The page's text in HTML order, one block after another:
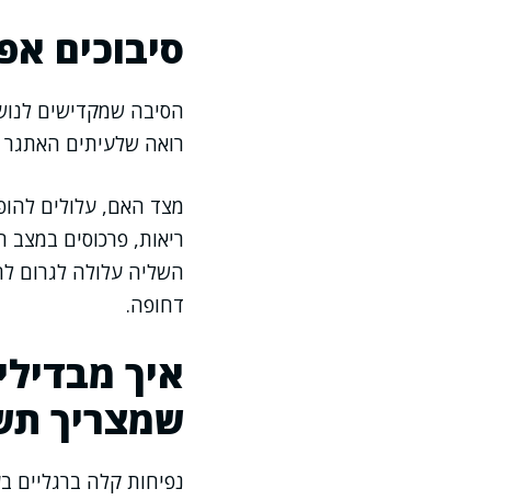
סיבוכים
הסיבה שמקדישים
רואה שלעיתים
מצד האם, עלולים
ריאות, פרכוסים במצב
השליה עלולה לגרום
דחופה.
איך
שמצריך
נפיחות קלה ברגליים